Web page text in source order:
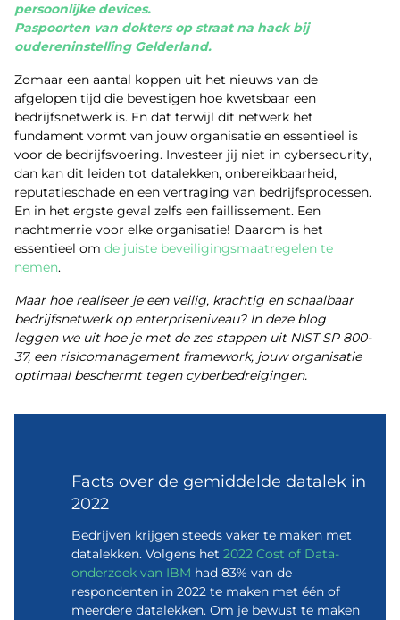
persoonlijke devices.
Paspoorten van dokters op straat na hack bij
oudereninstelling Gelderland.
Zomaar een aantal koppen uit het nieuws van de
afgelopen tijd die bevestigen hoe kwetsbaar een
bedrijfsnetwerk is. En dat terwijl dit netwerk het
fundament vormt van jouw organisatie en essentieel is
voor de bedrijfsvoering. Investeer jij niet in cybersecurity,
dan kan dit leiden tot datalekken, onbereikbaarheid,
reputatieschade en een vertraging van bedrijfsprocessen.
En in het ergste geval zelfs een faillissement. Een
nachtmerrie voor elke organisatie! Daarom is het
essentieel om de juiste beveiligingsmaatregelen te
nemen.
Maar hoe realiseer je een veilig, krachtig en schaalbaar
bedrijfsnetwerk op enterpriseniveau? In deze blog
leggen we uit hoe je met de zes stappen uit NIST SP 800-
37, een risicomanagement framework, jouw organisatie
optimaal beschermt tegen cyberbedreigingen.
Facts over de gemiddelde datalek in
2022
Bedrijven krijgen steeds vaker te maken met
datalekken. Volgens het 2022 Cost of Data-
onderzoek van IBM had 83% van de
respondenten in 2022 te maken met één of
meerdere datalekken. Om je bewust te maken